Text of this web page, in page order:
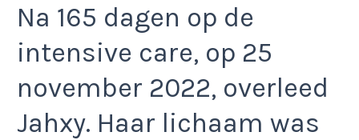
Na 165 dagen op de
intensive care, op 25
november 2022, overleed
Jahxy. Haar lichaam was